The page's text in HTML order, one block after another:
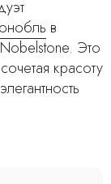
в
Это
красоту